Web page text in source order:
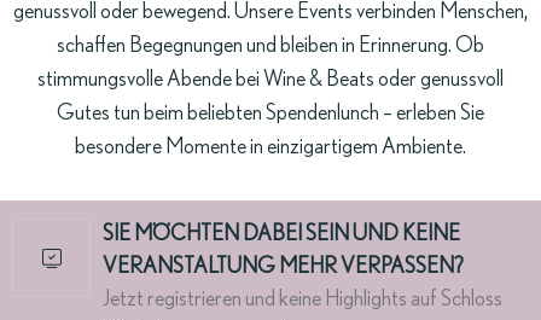
genussvoll oder bewegend. Unsere Events verbinden Menschen,
schaffen Begegnungen und bleiben in Erinnerung. Ob
stimmungsvolle Abende bei Wine & Beats oder genussvoll
Gutes tun beim beliebten Spendenlunch – erleben Sie
besondere Momente in einzigartigem Ambiente.
SIE MÖCHTEN DABEI SEIN UND KEINE
VERANSTALTUNG MEHR VERPASSEN?
Jetzt registrieren und keine Highlights auf Schloss